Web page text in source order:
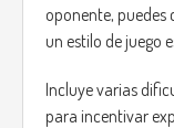
oponente, puedes
un estilo de juego
Incluye varias
para incentivar